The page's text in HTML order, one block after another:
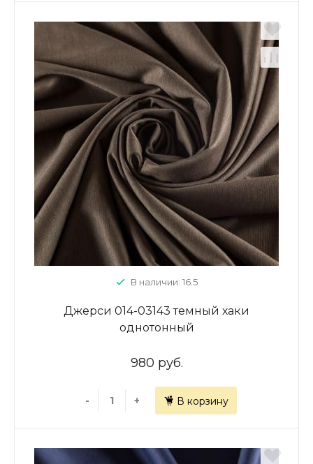
В наличии: 16.5
Джерси 014-03143 темный хаки
однотонный
980 руб.
- + В корзину